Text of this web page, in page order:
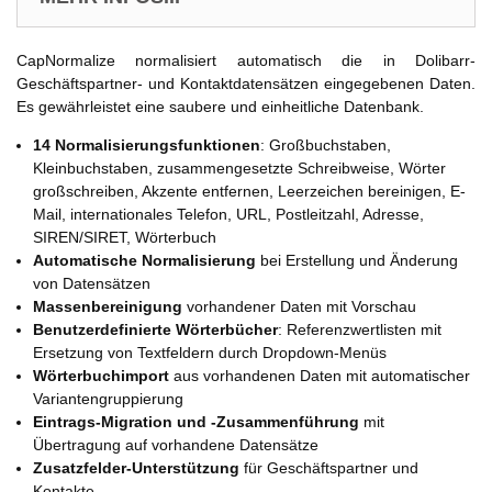
CapNormalize normalisiert automatisch die in Dolibarr-
Geschäftspartner- und Kontaktdatensätzen eingegebenen Daten.
Es gewährleistet eine saubere und einheitliche Datenbank.
14 Normalisierungsfunktionen: Großbuchstaben,
Kleinbuchstaben, zusammengesetzte Schreibweise, Wörter
großschreiben, Akzente entfernen, Leerzeichen bereinigen, E-
Mail, internationales Telefon, URL, Postleitzahl, Adresse,
SIREN/SIRET, Wörterbuch
Automatische Normalisierung bei Erstellung und Änderung
von Datensätzen
Massenbereinigung vorhandener Daten mit Vorschau
Benutzerdefinierte Wörterbücher: Referenzwertlisten mit
Ersetzung von Textfeldern durch Dropdown-Menüs
Wörterbuchimport aus vorhandenen Daten mit automatischer
Variantengruppierung
Eintrags-Migration und -Zusammenführung mit
Übertragung auf vorhandene Datensätze
Zusatzfelder-Unterstützung für Geschäftspartner und